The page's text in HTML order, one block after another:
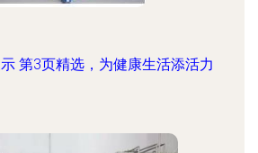
第3页精选，为健康生活添活力